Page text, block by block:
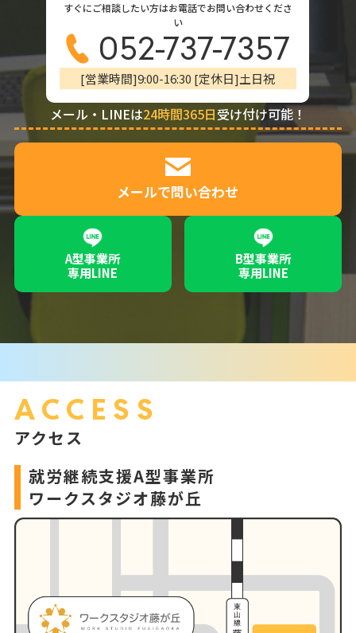
すぐにご相談したい方はお電話でお問い合わせくださ
い
052-737-7357
[営業時間]9:00-16:30 [定休日]土日祝
メール・LINEは24時間365日受け付け可能！
メールで問い合わせ
A型事業所
専用LINE
B型事業所
専用LINE
ACCESS
アクセス
就労継続支援A型事業所
ワークスタジオ藤が丘